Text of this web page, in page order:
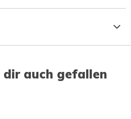
dir auch gefallen